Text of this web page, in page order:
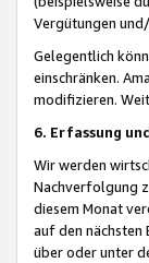
Vergütungen
Gelegentlich
einschränken.
modifizieren.
6. Erfassung
Wir werden
Nachverfolgung
diesem Monat
auf den nächsten
über oder unter